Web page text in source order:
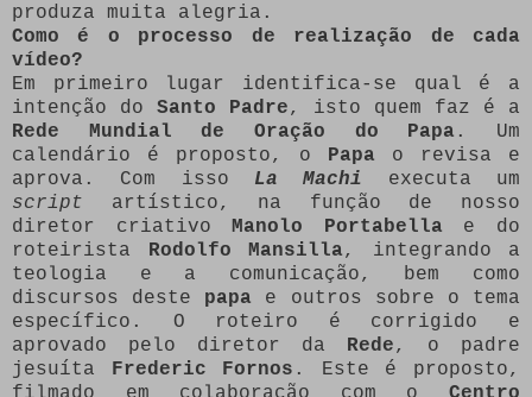
produza muita alegria.
Como é o processo de realização de cada
vídeo?
Em primeiro lugar identifica-se qual é a
intenção do Santo Padre, isto quem faz é a
Rede Mundial de Oração do Papa . Um
calendário é proposto, o Papa o revisa e
aprova. Com isso La Machi executa um
script artístico, na função de nosso
diretor criativoManolo Portabella e do
roteirista Rodolfo Mansilla, integrando a
teologia e a comunicação, bem como
discursos deste papa e outros sobre o tema
específico. O roteiro é corrigido e
aprovado pelo diretor da Rede, o padre
jesuíta Frederic Fornos . Este é proposto,